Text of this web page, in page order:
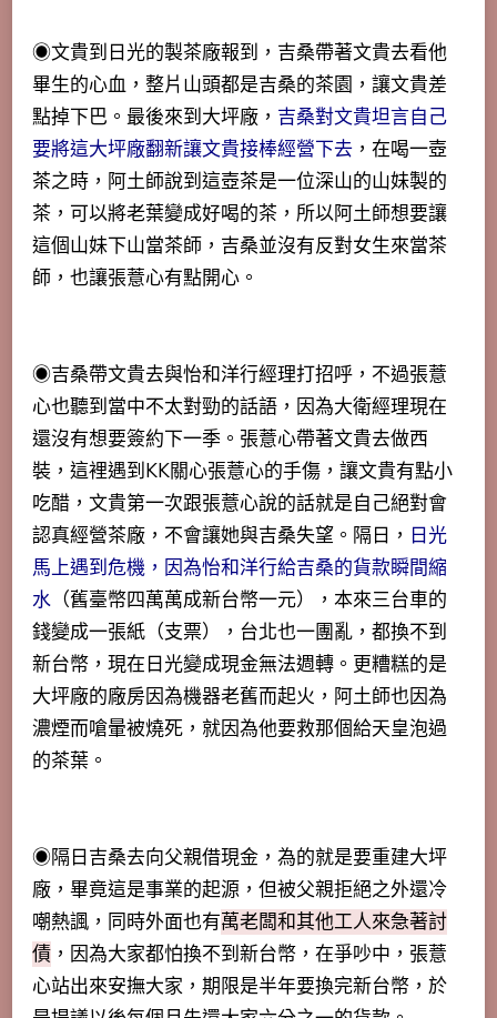
◉文貴到日光的製茶廠報到，吉桑帶著文貴去看他
畢生的心血，整片山頭都是吉桑的茶園，讓文貴差
點掉下巴。最後來到大坪廠， 吉桑對文貴坦言自己
要將這大坪廠翻新讓文貴接棒經營下去 ，在喝一壺
茶之時，阿土師說到這壺茶是一位深山的山妹製的
茶，可以將老葉變成好喝的茶，所以阿土師想要讓
這個山妹下山當茶師，吉桑並沒有反對女生來當茶
師，也讓張薏心有點開心。
◉吉桑帶文貴去與怡和洋行經理打招呼，不過張薏
心也聽到當中不太對勁的話語，因為大衛經理現在
還沒有想要簽約下一季。張薏心帶著文貴去做西
裝，這裡遇到KK關心張薏心的手傷，讓文貴有點小
吃醋，文貴第一次跟張薏心說的話就是自己絕對會
認真經營茶廠，不會讓她與吉桑失望。隔日， 日光
馬上遇到危機，因為怡和洋行給吉桑的貨款瞬間縮
水 （舊臺幣四萬萬成新台幣一元），本來三台車的
錢變成一張紙（支票），台北也一團亂，都換不到
新台幣，現在日光變成現金無法週轉。更糟糕的是
大坪廠的廠房因為機器老舊而起火，阿土師也因為
濃煙而嗆暈被燒死，就因為他要救那個給天皇泡過
的茶葉。
◉隔日吉桑去向父親借現金，為的就是要重建大坪
廠，畢竟這是事業的起源，但被父親拒絕之外還冷
嘲熱諷，同時外面也有萬老闆和其他工人來急著討
債 ，因為大家都怕換不到新台幣，在爭吵中，張薏
心站出來安撫大家，期限是半年要換完新台幣，於